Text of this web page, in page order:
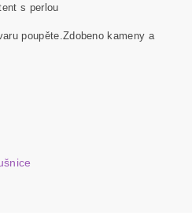
s perlou
poupěte.Zdobeno kameny a